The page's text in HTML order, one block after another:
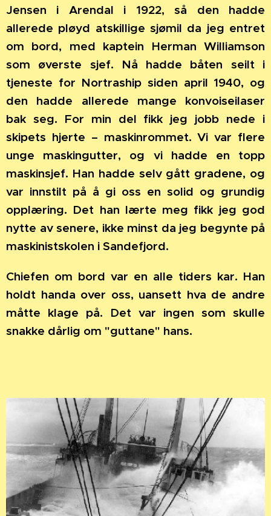
Jensen i Arendal i 1922, så den hadde
allerede pløyd atskillige sjømil da jeg entret
om bord, med kaptein Herman Williamson
som øverste sjef. Nå hadde båten seilt i
tjeneste for Nortraship siden april 1940, og
den hadde allerede mange konvoiseilaser
bak seg. For min del fikk jeg jobb nede i
skipets hjerte – maskinrommet. Vi var flere
unge maskingutter, og vi hadde en topp
maskinsjef. Han hadde selv gått gradene, og
var innstilt på å gi oss en solid og grundig
opplæring. Det han lærte meg fikk jeg god
nytte av senere, ikke minst da jeg begynte på
maskinistskolen i Sandefjord.
Chiefen om bord var en alle tiders kar. Han
holdt handa over oss, uansett hva de andre
måtte klage på. Det var ingen som skulle
snakke dårlig om "guttane" hans.